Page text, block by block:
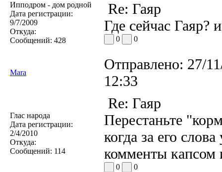
Ипподром - дом родной
Дата регистрации:
9/7/2009
Откуда:
Сообщений: 428
Re: Гаяр
Где сейчас Гаяр?
0 0
Mara
Отправлено: 27/
12:33
Глас народа
Дата регистрации:
2/4/2010
Откуда:
Сообщений: 114
Re: Гаяр
Перестаньте
когда за его
комменты капсом
0 0